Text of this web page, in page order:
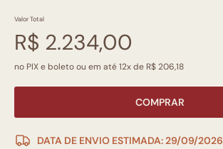
Valor Total
R$ 2.234,00
no PIX e boleto ou em até 12x de R$ 206,18
COMPRAR
DATA DE ENVIO ESTIMADA: 29/09/2026